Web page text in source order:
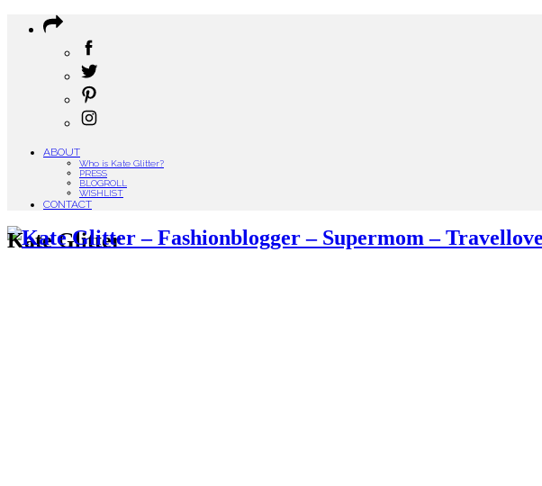
ABOUT
Who is Kate Glitter?
PRESS
BLOGROLL
WISHLIST
CONTACT
Kate Glitter